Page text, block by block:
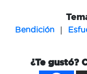
Bendición |
¿Te gustó?